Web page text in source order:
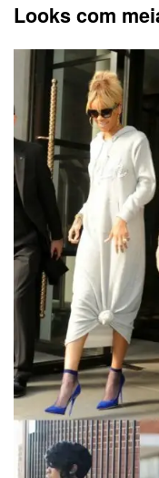
Looks com